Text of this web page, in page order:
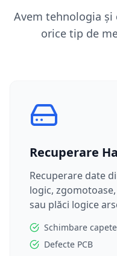
Avem tehnologia și
orice tip de
Recuperare
Recuperare date
logic,
sau plăci logice
Schimbare
Defecte PCB